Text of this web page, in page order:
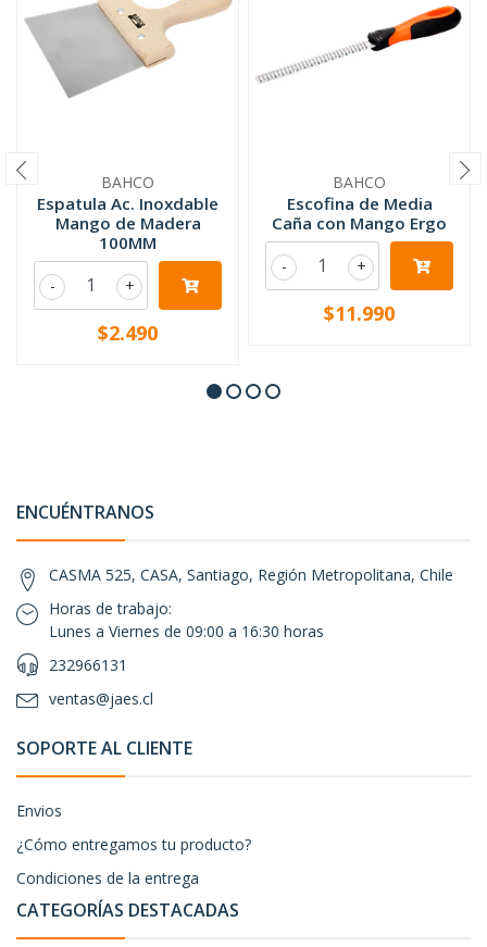
BAHCO
Espatula Ac. Inoxdable
Mango de Madera
100MM
+
-
$2.490
BAHCO
Escofina de Media
Caña con Mango Ergo
+
-
$11.990
ENCUÉNTRANOS
CASMA 525, CASA, Santiago, Región Metropolitana, Chile
Horas de trabajo:
Lunes a Viernes de 09:00 a 16:30 horas
232966131
ventas@jaes.cl
SOPORTE AL CLIENTE
Envios
¿Cómo entregamos tu producto?
Condiciones de la entrega
CATEGORÍAS DESTACADAS